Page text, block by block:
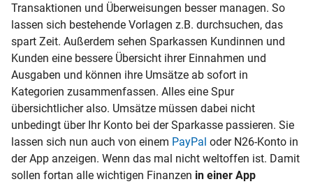
Transaktionen und Überweisungen besser managen. So
lassen sich bestehende Vorlagen z.B. durchsuchen, das
spart Zeit. Außerdem sehen Sparkassen Kundinnen und
Kunden eine bessere Übersicht ihrer Einnahmen und
Ausgaben und können ihre Umsätze ab sofort in
Kategorien zusammenfassen. Alles eine Spur
übersichtlicher also. Umsätze müssen dabei nicht
unbedingt über Ihr Konto bei der Sparkasse passieren. Sie
lassen sich nun auch von einem PayPal oder N26-Konto in
der App anzeigen. Wenn das mal nicht weltoffen ist. Damit
sollen fortan alle wichtigen Finanzen in einer App